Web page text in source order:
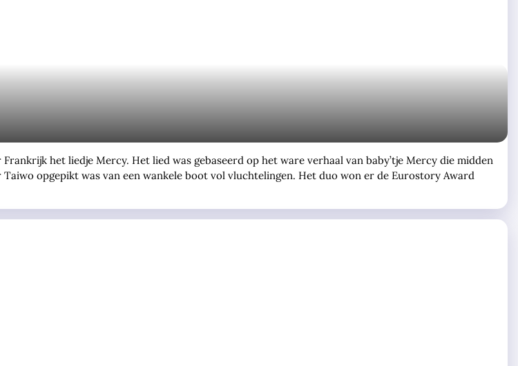
het liedje Mercy. Het lied was gebaseerd op het ware verhaal van baby’tje Mercy die midden
opgepikt was van een wankele boot vol vluchtelingen. Het duo won er de Eurostory Award